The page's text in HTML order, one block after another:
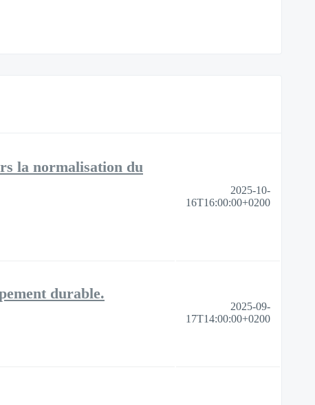
la normalisation du
2025-10-
16T16:00:00+0200
durable.
2025-09-
17T14:00:00+0200